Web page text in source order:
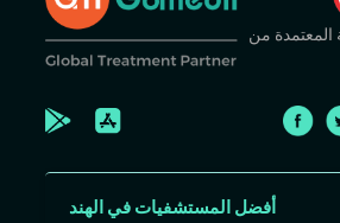
المعتمدة من
أفضل المستشفيات في الهند